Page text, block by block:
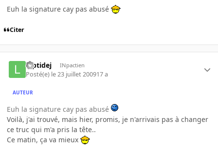
Euh la signature cay pas abusé
Citer
luptidej INpactien
Posté(e) le 23 juillet 200917 a
AUTEUR
Euh la signature cay pas abusé
Voilà, j'ai trouvé, mais hier, promis, je n'arrivais pas à changer
ce truc qui m'a pris la tête..
Ce matin, ça va mieux